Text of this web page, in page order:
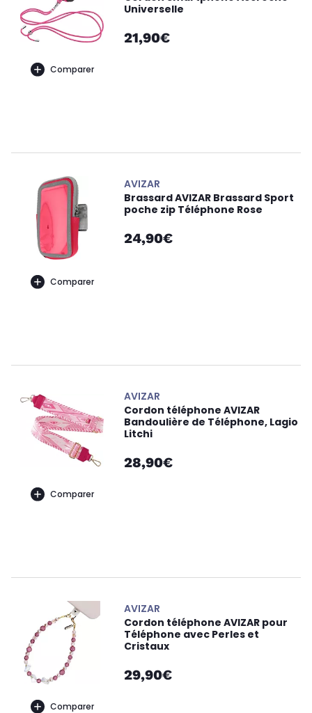
Comparer
Universelle
21,90€
Comparer
AVIZAR
Brassard AVIZAR Brassard Sport
poche zip Téléphone Rose
24,90€
Comparer
AVIZAR
Cordon téléphone AVIZAR
Bandoulière de Téléphone, Lagio
Litchi
28,90€
Comparer
AVIZAR
Cordon téléphone AVIZAR pour
Téléphone avec Perles et
Cristaux
29,90€